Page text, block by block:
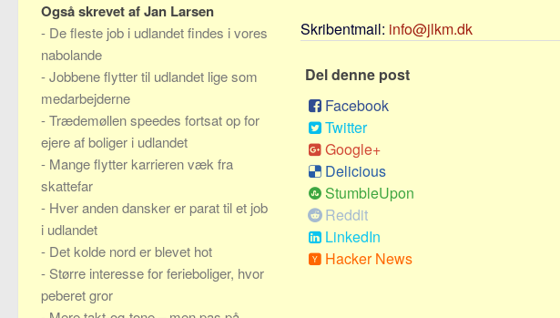
Skribentmail: info@jlkm.dk
Del denne post
Facebook
Twitter
Google+
Delicious
StumbleUpon
Reddit
LinkedIn
Hacker News
Også skrevet af Jan Larsen
- De fleste job i udlandet findes i vores
nabolande
-Jobbene flytter til udlandet lige som
medarbejderne
-Trædemøllen speedes fortsat op for
ejere af boliger i udlandet
- Mange flytter karrieren væk fra
skattefar
- Hver anden dansker er parat til et job
i udlandet
- Det kolde nord er blevet hot
- Større interesse for ferieboliger, hvor
peberet gror